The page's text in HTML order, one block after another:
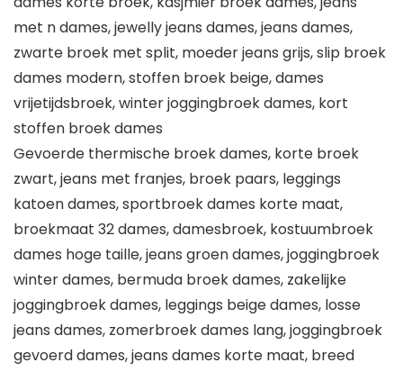
met n dames, jewelly jeans dames, jeans dames,
zwarte broek met split, moeder jeans grijs, slip broek
dames modern, stoffen broek beige, dames
vrijetijdsbroek, winter joggingbroek dames, kort
stoffen broek dames
Gevoerde thermische broek dames, korte broek
zwart, jeans met franjes, broek paars, leggings
katoen dames, sportbroek dames korte maat,
broekmaat 32 dames, damesbroek, kostuumbroek
dames hoge taille, jeans groen dames, joggingbroek
winter dames, bermuda broek dames, zakelijke
joggingbroek dames, leggings beige dames, losse
jeans dames, zomerbroek dames lang, joggingbroek
gevoerd dames, jeans dames korte maat, breed